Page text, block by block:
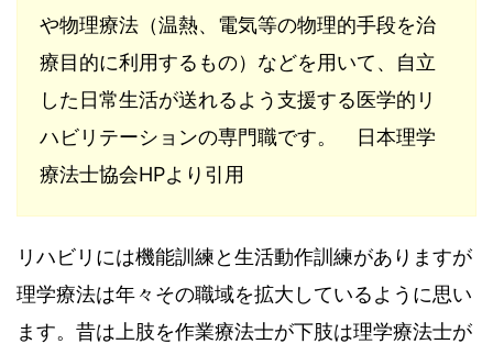
や物理療法（温熱、電気等の物理的手段を治
療目的に利用するもの）などを用いて、自立
した日常生活が送れるよう支援する医学的リ
ハビリテーションの専門職です。 日本理学
療法士協会HPより引用
リハビリには機能訓練と生活動作訓練がありますが
理学療法は年々その職域を拡大しているように思い
ます。昔は上肢を作業療法士が下肢は理学療法士が